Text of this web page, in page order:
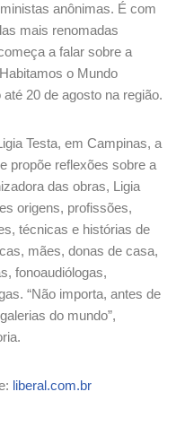
anônimas. É com
mais renomadas
a falar sobre a
o Mundo
20 de agosto na região.
Testa, em Campinas, a
propõe reflexões sobre a
das obras, Ligia
origens, profissões,
técnicas e histórias de
mães, donas de casa,
fonoaudiólogas,
“Não importa, antes de
do mundo”,
liberal.com.br